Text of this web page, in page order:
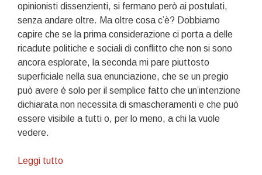
opinionisti dissenzienti, si fermano però ai postulati,
senza andare oltre. Ma oltre cosa c’è? Dobbiamo
capire che se la prima considerazione ci porta a delle
ricadute politiche e sociali di conflitto che non si sono
ancora esplorate, la seconda mi pare piuttosto
superficiale nella sua enunciazione, che se un pregio
può avere è solo per il semplice fatto che un’intenzione
dichiarata non necessita di smascheramenti e che può
essere visibile a tutti o, per lo meno, a chi la vuole
vedere.
Leggi tuttoIl